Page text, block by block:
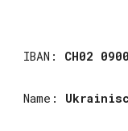
IBAN: CH02
Name: